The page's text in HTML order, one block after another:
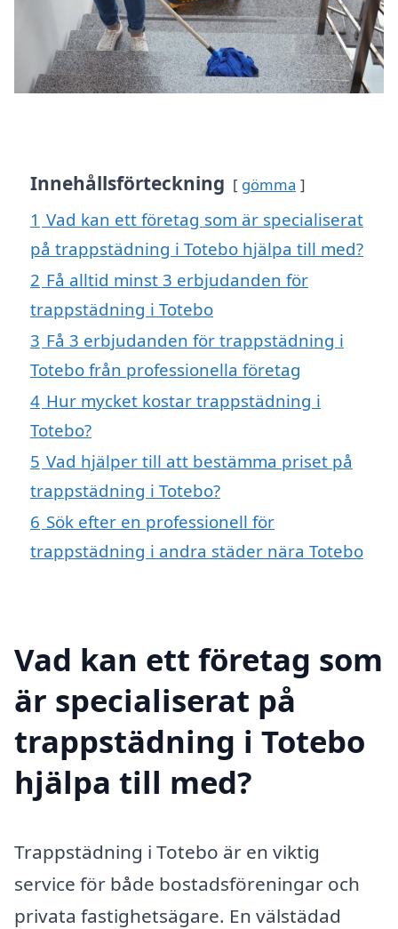
Innehållsförteckning gömma
1 Vad kan ett företag som är specialiserat
på trappstädning i Totebo hjälpa till med?
2 Få alltid minst 3 erbjudanden för
trappstädning i Totebo
3 Få 3 erbjudanden för trappstädning i
Totebo från professionella företag
4 Hur mycket kostar trappstädning i
Totebo?
5 Vad hjälper till att bestämma priset på
trappstädning i Totebo?
6 Sök efter en professionell för
trappstädning i andra städer nära Totebo
Vad kan ett företag som
är specialiserat på
trappstädning i Totebo
hjälpa till med?
Trappstädning i Totebo är en viktig
service för både bostadsföreningar och
privata fastighetsägare. En välstädad